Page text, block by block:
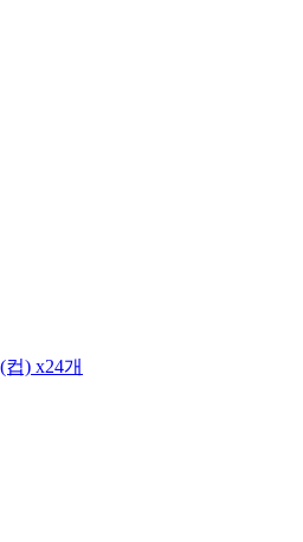
컵) x24개